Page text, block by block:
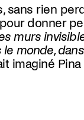
sans rien
donner
murs
le monde,
imaginé